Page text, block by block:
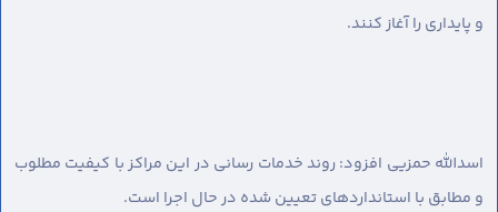
و پایداری را آغاز کنند.
اسدالله حمزیی افزود: روند خدمات رسانی در این مراکز با کیفیت مطلوب
و مطابق با استانداردهای تعیین شده در حال اجرا است.